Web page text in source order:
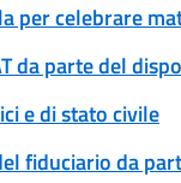
per celebrare
da parte del
e di stato civile
fiduciario da